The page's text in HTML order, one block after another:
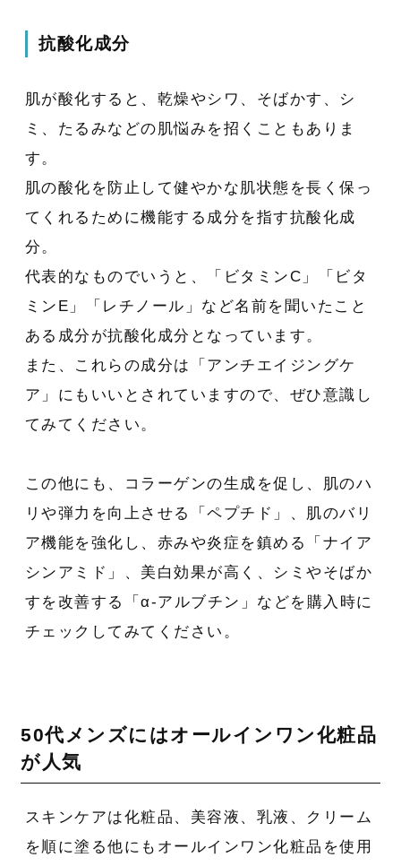
抗酸化成分
肌が酸化すると、乾燥やシワ、そばかす、シ
ミ、たるみなどの肌悩みを招くこともありま
す。
肌の酸化を防止して健やかな肌状態を長く保っ
てくれるために機能する成分を指す抗酸化成
分。
代表的なものでいうと、「ビタミンC」「ビタ
ミンE」「レチノール」など名前を聞いたこと
ある成分が抗酸化成分となっています。
また、これらの成分は「アンチエイジングケ
ア」にもいいとされていますので、ぜひ意識し
てみてください。
この他にも、コラーゲンの生成を促し、肌のハ
リや弾力を向上させる「ペプチド」、肌のバリ
ア機能を強化し、赤みや炎症を鎮める「ナイア
シンアミド」、美白効果が高く、シミやそばか
すを改善する「α-アルブチン」などを購入時に
チェックしてみてください。
50代メンズにはオールインワン化粧品
が人気
スキンケアは化粧品、美容液、乳液、クリーム
を順に塗る他にもオールインワン化粧品を使用